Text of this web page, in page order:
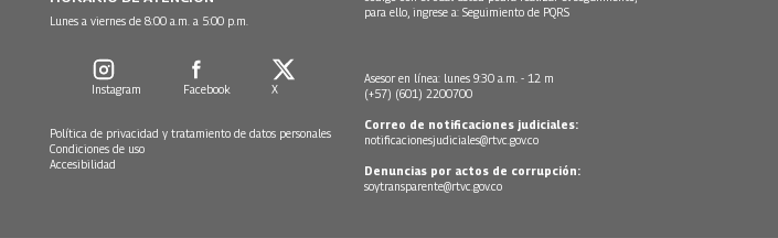
Lunes a viernes de 8:00 a.m. a 5:00 p.m.
Instagram Facebook X
Política de privacidad y tratamiento de datos personales
Condiciones de uso
Accesibilidad
para ello, ingrese a: Seguimiento de PQRS
Asesor en línea: lunes 9:30 a.m. - 12 m
(+57) (601) 2200700
Correo de notificaciones judiciales:
notificacionesjudiciales@rtvc.gov.co
Denuncias por actos de corrupción:
soytransparente@rtvc.gov.co